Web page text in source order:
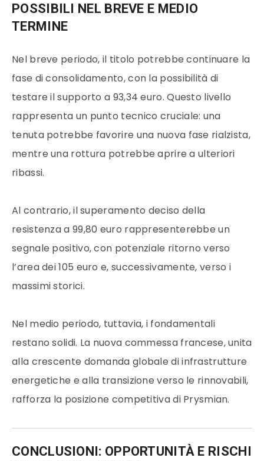
POSSIBILI NEL BREVE E MEDIO
TERMINE
Nel breve periodo, il titolo potrebbe continuare la
fase di consolidamento, con la possibilità di
testare il supporto a 93,34 euro. Questo livello
rappresenta un punto tecnico cruciale: una
tenuta potrebbe favorire una nuova fase rialzista,
mentre una rottura potrebbe aprire a ulteriori
ribassi.
Al contrario, il superamento deciso della
resistenza a 99,80 euro rappresenterebbe un
segnale positivo, con potenziale ritorno verso
l’area dei 105 euro e, successivamente, verso i
massimi storici.
Nel medio periodo, tuttavia, i fondamentali
restano solidi. La nuova commessa francese, unita
alla crescente domanda globale di infrastrutture
energetiche e alla transizione verso le rinnovabili,
rafforza la posizione competitiva di Prysmian.
CONCLUSIONI: OPPORTUNITÀ E RISCHI